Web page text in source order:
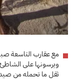
مع عقارب التاسعة
ويرسونها على
ثقل ما تحمله من